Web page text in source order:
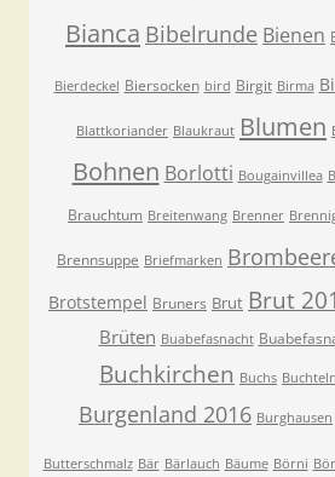
Bianca Bibelrunde Bienen
Bierdeckel Biersocken bird Birgit Birma
Blattkoriander Blaukraut Blumen
Bohnen Borlotti Bougainvillea
Brauchtum Breitenwang Brenner
Brennsuppe Briefmarken
Brotstempel Bruners Brut Brut
Brüten Buabefasnacht
Buchkirchen Buchs Buchteln
Burgenland 2016 Burghausen
Butterschmalz Bär Bärlauch Bäume Börni